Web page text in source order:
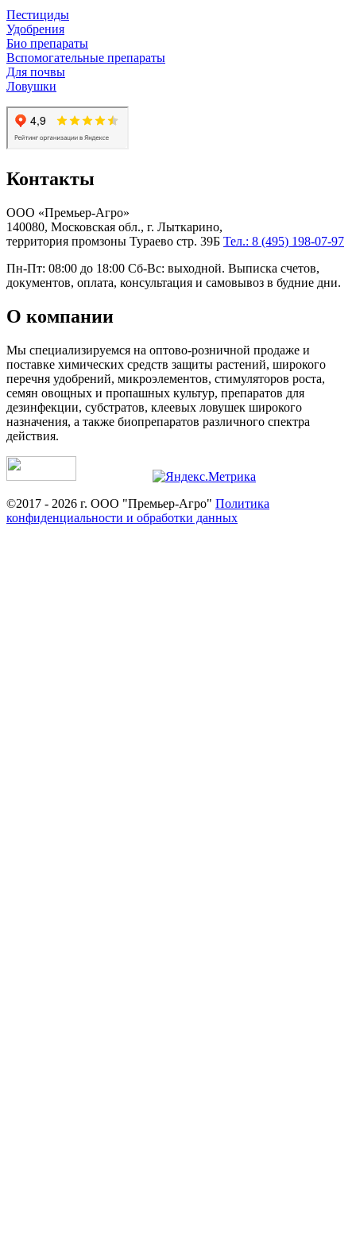
Пестициды
Удобрения
Био препараты
Вспомогательные препараты
Для почвы
Ловушки
Контакты
ООО «Премьер-Агро»
140080, Московская обл., г. Лыткарино,
территория промзоны Тураево стр. 39Б Тел.: 8 (495) 198-07-97
Пн-Пт: 08:00 до 18:00 Сб-Вс: выходной. Выписка счетов,
документов, оплата, консультация и самовывоз в будние дни.
О компании
Мы специализируемся на оптово-розничной продаже и
поставке химических средств защиты растений, широкого
перечня удобрений, микроэлементов, стимуляторов роста,
семян овощных и пропашных культур, препаратов для
дезинфекции, субстратов, клеевых ловушек широкого
назначения, а также биопрепаратов различного спектра
действия.
©2017 - 2026 г. ООО "Премьер-Агро" Политика
конфиденциальности и обработки данных